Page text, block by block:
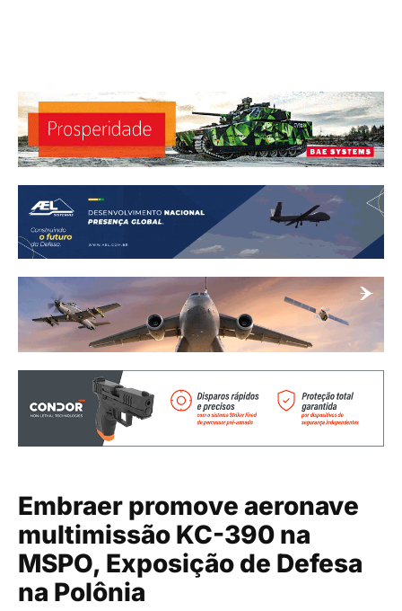
Embraer promove aeronave
multimissão KC-390 na
MSPO, Exposição de Defesa
na Polônia